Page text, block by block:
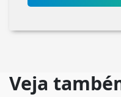
Veja